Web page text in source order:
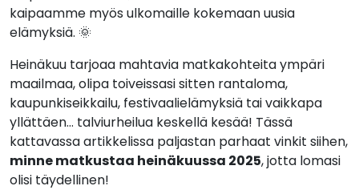
kaipaamme myös ulkomaille kokemaan uusia
elämyksiä. 🌞
Heinäkuu tarjoaa mahtavia matkakohteita ympäri
maailmaa, olipa toiveissasi sitten rantaloma,
kaupunkiseikkailu, festivaalielämyksiä tai vaikkapa
yllättäen… talviurheilua keskellä kesää! Tässä
kattavassa artikkelissa paljastan parhaat vinkit siihen,
minne matkustaa heinäkuussa 2025, jotta lomasi
olisi täydellinen!